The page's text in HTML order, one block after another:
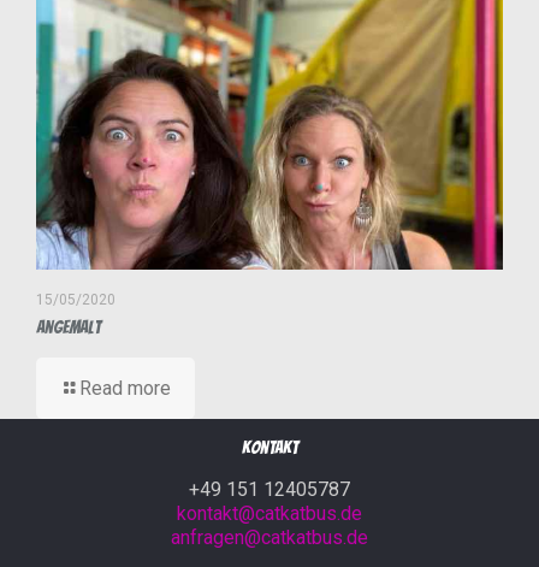
15/05/2020
Angemalt
Read more
Kontakt
+49 151 12405787
kontakt@catkatbus.de
anfragen@catkatbus.de